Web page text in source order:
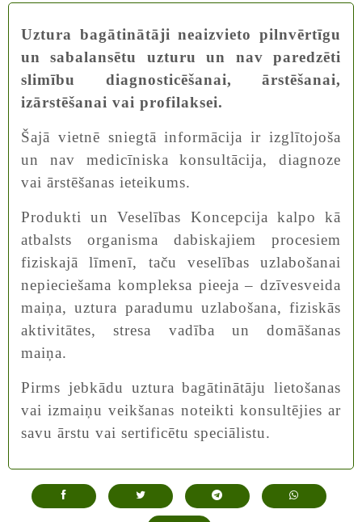
Uztura bagātinātāji neaizvieto pilnvērtīgu
un sabalansētu uzturu un nav paredzēti
slimību diagnosticēšanai, ārstēšanai,
izārstēšanai vai profilaksei.
Šajā vietnē sniegtā informācija ir izglītojoša
un nav medicīniska konsultācija, diagnoze
vai ārstēšanas ieteikums.
Produkti un Veselības Koncepcija kalpo kā
atbalsts organisma dabiskajiem procesiem
fiziskajā līmenī, taču veselības uzlabošanai
nepieciešama kompleksa pieeja – dzīvesveida
maiņa, uztura paradumu uzlabošana, fiziskās
aktivitātes, stresa vadība un domāšanas
maiņa.
Pirms jebkādu uztura bagātinātāju lietošanas
vai izmaiņu veikšanas noteikti konsultējies ar
savu ārstu vai sertificētu speciālistu.